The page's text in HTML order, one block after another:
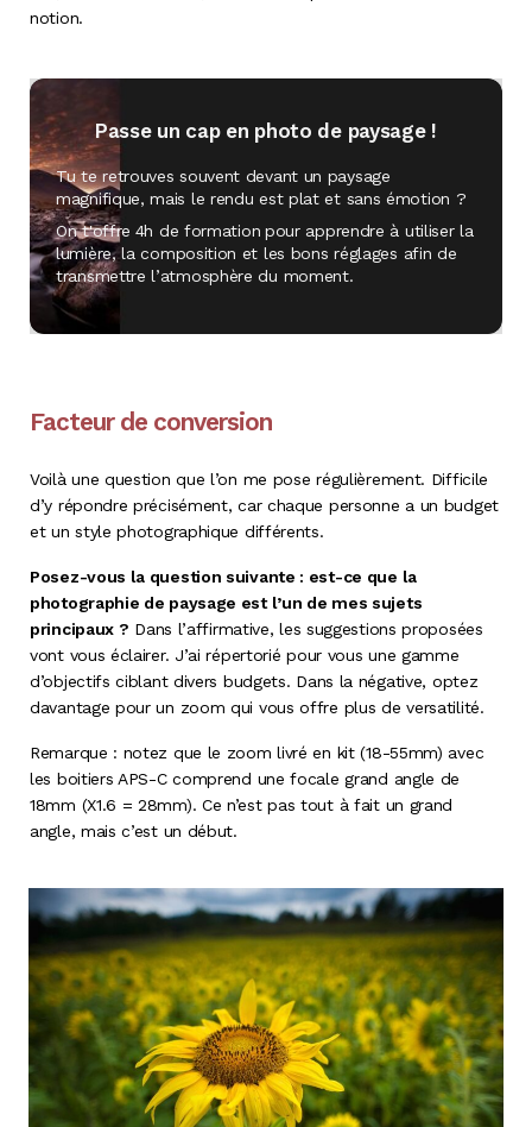
notion.
Passe un cap en photo de paysage !
Tu te retrouves souvent devant un paysage
magnifique, mais le rendu est plat et sans émotion ?
On t'offre 4h de formation pour apprendre à utiliser la
lumière, la composition et les bons réglages afin de
transmettre l’atmosphère du moment.
Facteur de conversion
Voilà une question que l’on me pose régulièrement. Difficile
d’y répondre précisément, car chaque personne a un budget
et un style photographique différents.
Posez-vous la question suivante : est-ce que la
photographie de paysage est l’un de mes sujets
principaux ? Dans l’affirmative, les suggestions proposées
vont vous éclairer. J’ai répertorié pour vous une gamme
d’objectifs ciblant divers budgets. Dans la négative, optez
davantage pour un zoom qui vous offre plus de versatilité.
Remarque : notez que le zoom livré en kit (18-55mm) avec
les boitiers APS-C comprend une focale grand angle de
18mm (X1.6 = 28mm). Ce n’est pas tout à fait un grand
angle, mais c’est un début.